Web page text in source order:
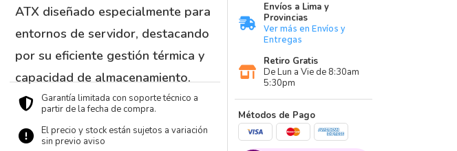
ATX diseñado especialmente para
entornos de servidor, destacando
por su eficiente gestión térmica y
capacidad de almacenamiento.
Garantía limitada con soporte técnico a
partir de la fecha de compra.
El precio y stock están sujetos a variación
sin previo aviso
Envíos a Lima y
Provincias
Ver más en Envíos y
Entregas
Retiro Gratis
De Lun a Vie de 8:30am
5:30pm
Métodos de Pago